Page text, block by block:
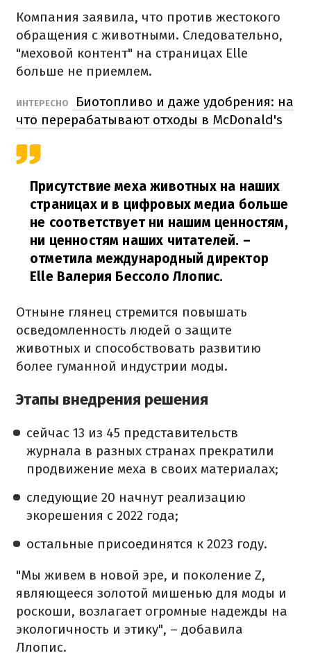
Компания заявила, что против жестокого
обращения с животными. Следовательно,
"меховой контент" на страницах Elle
больше не приемлем.
ИНТЕРЕСНО
Биотопливо и даже удобрения: на
что перерабатывают отходы в McDonald's
Присутствие меха животных на наших
страницах и в цифровых медиа больше
не соответствует ни нашим ценностям,
ни ценностям наших читателей. –
отметила международный директор
Elle Валерия Бессоло Ллопис.
Отныне глянец стремится повышать
осведомленность людей о защите
животных и способствовать развитию
более гуманной индустрии моды.
Этапы внедрения решения
сейчас 13 из 45 представительств
журнала в разных странах прекратили
продвижение меха в своих материалах;
следующие 20 начнут реализацию
экорешения с 2022 года;
остальные присоединятся к 2023 году.
"Мы живем в новой эре, и поколение Z,
являющееся золотой мишенью для моды и
роскоши, возлагает огромные надежды на
экологичность и этику", – добавила
Ллопис.